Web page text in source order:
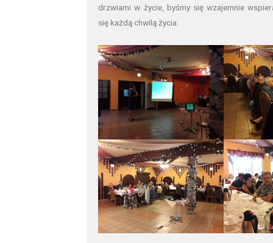
drzwiami w życie, byśmy się wzajemnie
się każdą chwilą życia.